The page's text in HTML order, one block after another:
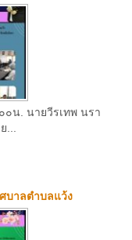
น. นายวีรเทพ นรา
บาลตำบลแว้ง